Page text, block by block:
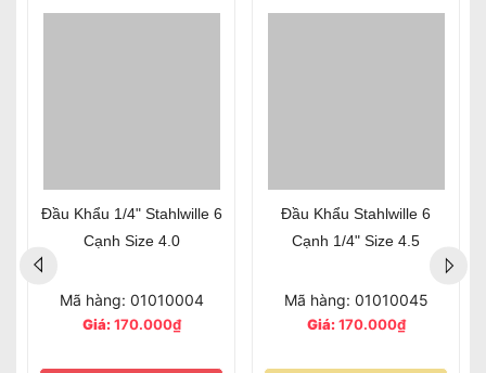
Đầu Khẩu 1/4" Stahlwille 6
Cạnh Size 4.0
Mã hàng: 01010004
Giá:170.000₫
Đầu Khẩu Stahlwille 6
Cạnh 1/4" Size 4.5
Mã hàng: 01010045
Giá:170.000₫